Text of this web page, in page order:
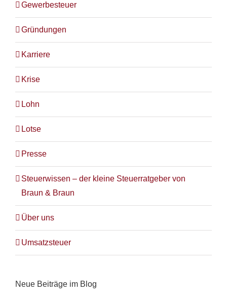
Gewerbesteuer
Gründungen
Karriere
Krise
Lohn
Lotse
Presse
Steuerwissen – der kleine Steuerratgeber von
Braun & Braun
Über uns
Umsatzsteuer
Neue Beiträge im Blog